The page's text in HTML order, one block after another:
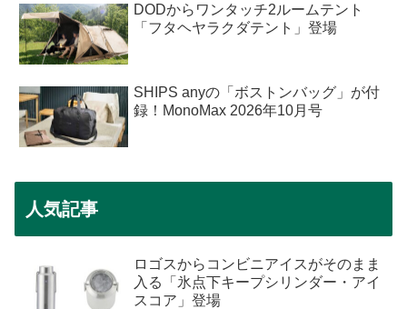
DODからワンタッチ2ルームテント
「フタヘヤラクダテント」登場
SHIPS anyの「ボストンバッグ」が付
録！MonoMax 2026年10月号
人気記事
ロゴスからコンビニアイスがそのまま
入る「氷点下キープシリンダー・アイ
スコア」登場